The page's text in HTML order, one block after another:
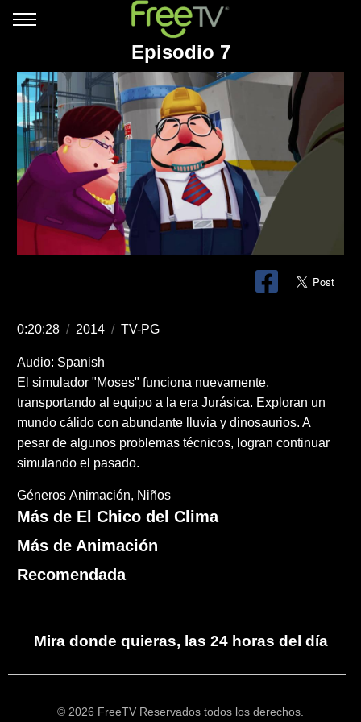
Episodio 7
0:20:28 / 2014 / TV-PG
Audio: Spanish
El simulador "Moses" funciona nuevamente,
transportando al equipo a la era Jurásica. Exploran un
mundo cálido con abundante lluvia y dinosaurios. A
pesar de algunos problemas técnicos, logran continuar
simulando el pasado.
Géneros Animación Niños
Más de El Chico del Clima
Más de Animación
Recomendada
Mira donde quieras, las 24 horas del día
© 2026 FreeTV Reservados todos los derechos.